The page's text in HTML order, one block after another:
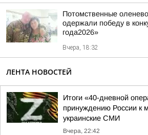
Потомственные
одержали победу в
года2026»
Вчера, 18:32
ЛЕНТА НОВОСТЕЙ
Итоги «40-дневной
принуждению России к
украинские СМИ
Вчера, 22:42